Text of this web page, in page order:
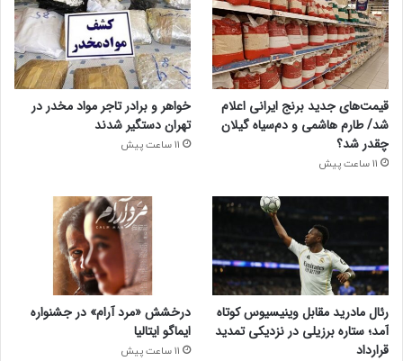
قیمت‌های جدید برنج ایرانی اعلام
شد/ طارم هاشمی و دم‌سیاه گیلان
چقدر شد؟
11 ساعت پیش
خواهر و برادر تاجر مواد مخدر در
تهران دستگیر شدند
11 ساعت پیش
رئال مادرید مقابل وینیسیوس کوتاه
آمد؛ ستاره برزیلی در نزدیکی تمدید
قرارداد
درخشش «مرد آرام» در جشنواره
ایماگو ایتالیا
11 ساعت پیش